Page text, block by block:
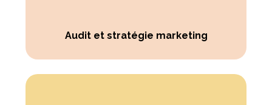
Audit et stratégie marketing